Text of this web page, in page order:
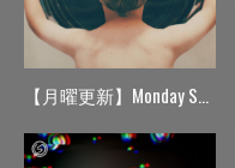
【月曜更新】Monday Spin